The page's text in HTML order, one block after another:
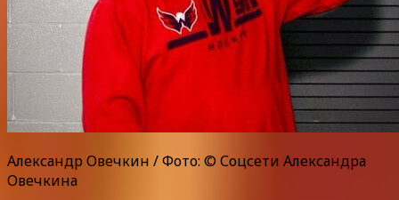
Александр Овечкин / Фото: © Соцсети Александра
Овечкина